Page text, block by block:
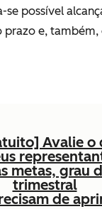
se possível
prazo e,
Avalie o
metas, grau
trimestral
de